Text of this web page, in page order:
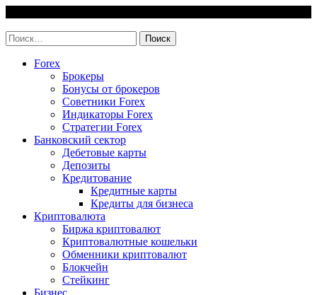
content
Найти:
Forex
Брокеры
Бонусы от брокеров
Советники Forex
Индикаторы Forex
Стратегии Forex
Банковский сектор
Дебетовые карты
Депозиты
Кредитование
Кредитные карты
Кредиты для бизнеса
Криптовалюта
Биржа криптовалют
Криптовалютные кошельки
Обменники криптовалют
Блокчейн
Стейкинг
Бизнес